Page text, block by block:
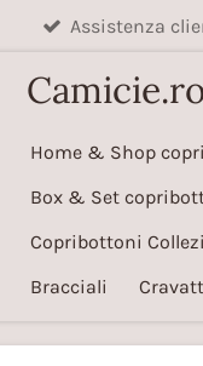
Assistenza
Home & Shop
Box & Set
Copribottoni
Bracciali